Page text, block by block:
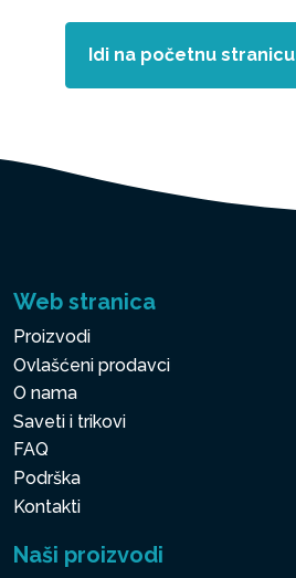
Idi na početnu stranicu
Web stranica
Proizvodi
Ovlašćeni prodavci
O nama
Saveti i trikovi
FAQ
Podrška
Kontakti
Naši proizvodi